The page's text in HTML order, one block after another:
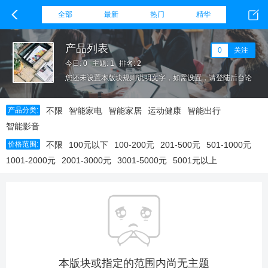
全部 最新 热门 精华
产品列表
今日: 0 主题: 1 排名: 2
0 关注
您还未设置本版块规则说明文字，如需设置，请登陆后台论
坛栏目，在该板块设置下方填写本版块规则。
产品分类: 不限 智能家电 智能家居 运动健康
智能出行
智能影音
价格范围: 不限 100元以下 100-200元 201-500元
501-1000元
1001-2000元
2001-3000元 3001-5000元 5001元以上
本版块或指定的范围内尚无主题